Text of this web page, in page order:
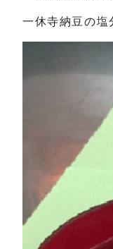
一休寺納豆の塩